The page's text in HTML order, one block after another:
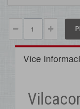
Více Informací